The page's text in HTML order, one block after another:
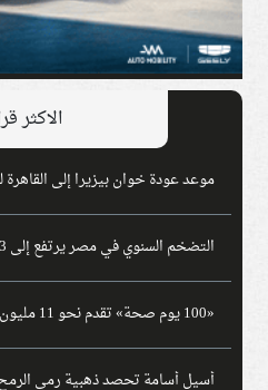
الاكثر
موعد عودة خوان بيزيرا إلى
التضخم السنوي في مصر يرتفع إلى 13% خلال يوليو 2026
«100 يوم صحة» تقدم نحو 11 مليون خدمة مجانية في 8 أيام